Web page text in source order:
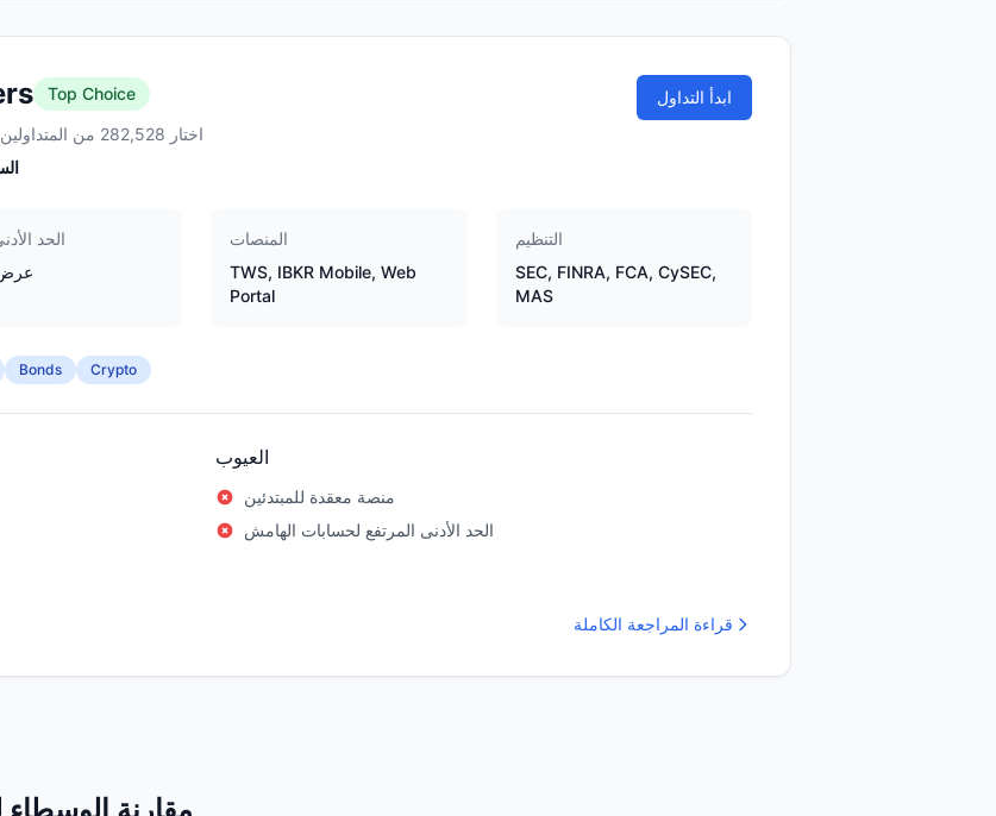
Top Choice
اختار 282,528 من المتداولين هذا الوسيط
ابدأ التداول
الحد
عرض
المنصات
TWS, IBKR Mobile, Web
Portal
التنظيم
SEC, FINRA, FCA, CySEC,
MAS
Bonds Crypto
العيوب
منصة معقدة للمبتدئين
الحد الأدنى المرتفع لحسابات الهامش
قراءة المراجعة الكاملة